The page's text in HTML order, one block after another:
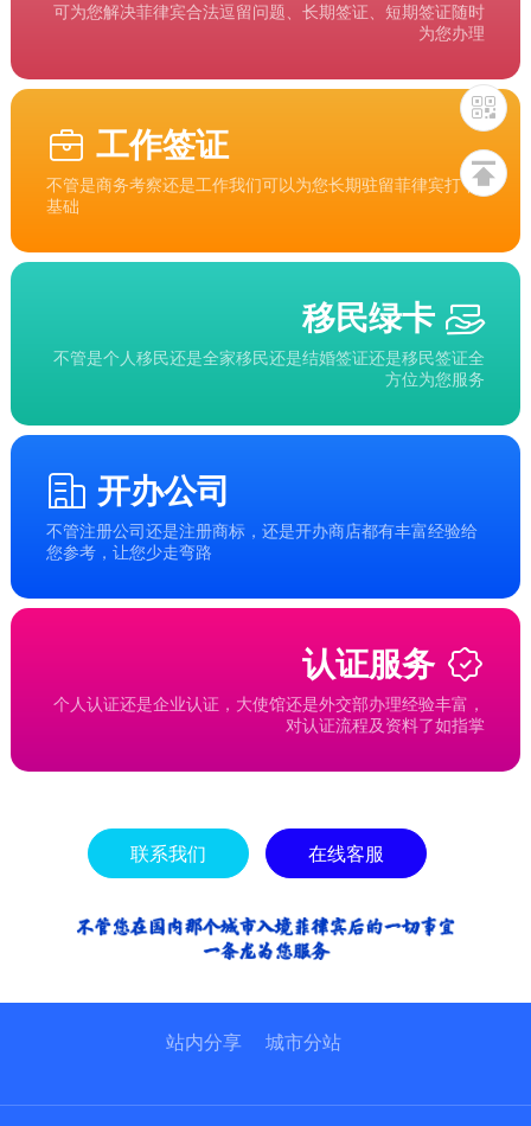
可为您解决菲律宾合法逗留问题、长期签证、短期签证随时
为您办理
工作签证
不管是商务考察还是工作我们可以为您长期驻留菲律宾打下
基础
移民绿卡
不管是个人移民还是全家移民还是结婚签证还是移民签证全
方位为您服务
开办公司
不管注册公司还是注册商标，还是开办商店都有丰富经验给
您参考，让您少走弯路
认证服务
个人认证还是企业认证，大使馆还是外交部办理经验丰富，
对认证流程及资料了如指掌
联系我们 在线客服
站内分享 城市分站